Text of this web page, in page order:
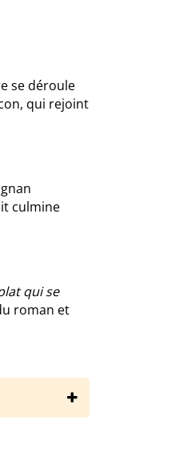
se déroule
qui rejoint
culmine
qui se
roman et